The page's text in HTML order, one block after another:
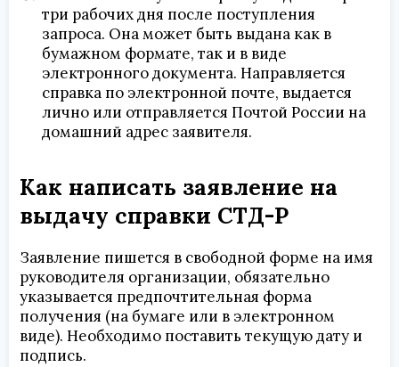
три рабочих дня после поступления
запроса. Она может быть выдана как в
бумажном формате, так и в виде
электронного документа. Направляется
справка по электронной почте, выдается
лично или отправляется Почтой России на
домашний адрес заявителя.
Как написать заявление на
выдачу справки СТД-Р
Заявление пишется в свободной форме на имя
руководителя организации, обязательно
указывается предпочтительная форма
получения (на бумаге или в электронном
виде). Необходимо поставить текущую дату и
подпись.